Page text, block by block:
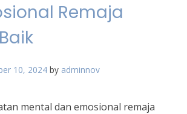
Remaja
10, 2024 by adminnov
mental dan emosional remaja